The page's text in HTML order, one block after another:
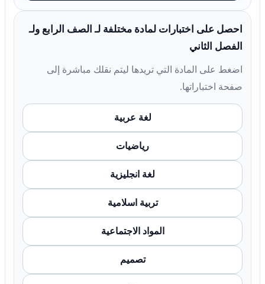
احصل على اختبارات لمادة مختلفة لـ الصف الرابع ولـ
الفصل الثاني
اضغط على المادة التي تريدها ليتم نقلك مباشرة إلى
صفحة اختباراتها.
لغة عربية
رياضيات
لغة انجليزية
تربية اسلامية
المواد الاجتماعية
تصميم